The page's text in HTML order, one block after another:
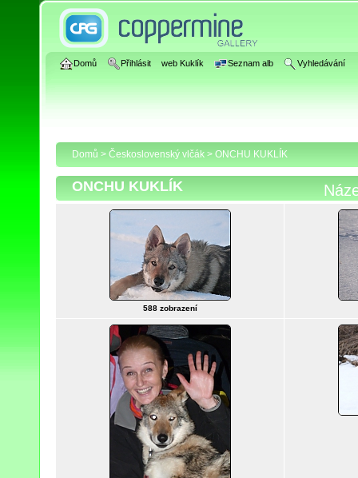
Domů Přihlásit web Kuklík Seznam alb Vyhledávání
Domů > Československý vlčák > ONCHU KUKLÍK
ONCHU KUKLÍK
588 zobrazení